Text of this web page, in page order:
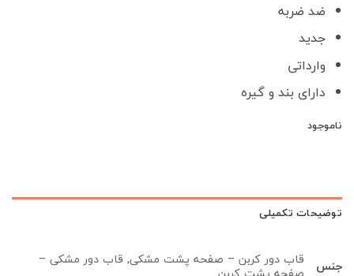
ضد ضربه
جدید
وارداتی
دارای بند و گیره
ناموجود
توضیحات تکمیلی
جنس قاب دور کربن – صفحه پشت مشکی, قاب دور مشکی –